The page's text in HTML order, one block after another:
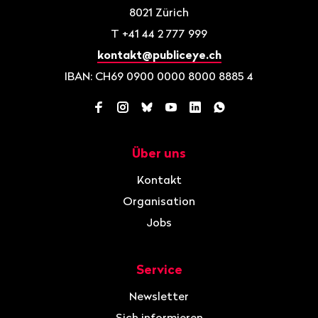
8021 Zürich
T +41 44 2 777 999
kontakt@publiceye.ch
IBAN: CH69 0900 0000 8000 8885 4
Facebook
Instagram
BlueskyYouTube
LinkedInWhatsApp
Über uns
Kontakt
Organisation
Jobs
Service
Newsletter